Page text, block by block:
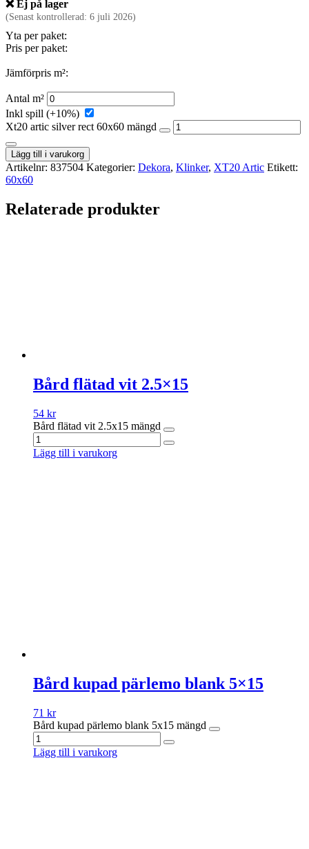
❌ Ej på lager
(Senast kontrollerad: 6 juli 2026)
Yta per paket:
Pris per paket:
Jämförpris m²:
Antal m²
Inkl spill (+10%)
Xt20 artic silver rect 60x60 mängd
Lägg till i varukorg
Artikelnr: 837504 Kategorier: Dekora, Klinker, XT20 Artic Etikett:
60x60
Relaterade produkter
Bård flätad vit 2.5×15
54 kr
Bård flätad vit 2.5x15 mängd
Lägg till i varukorg
Bård kupad pärlemo blank 5×15
71 kr
Bård kupad pärlemo blank 5x15 mängd
Lägg till i varukorg